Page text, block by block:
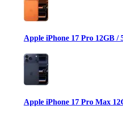
Apple iPhone 17 Pro 12GB /
Apple iPhone 17 Pro Max